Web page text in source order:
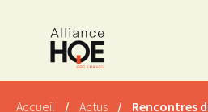
Accueil / Actus /
Rencontres